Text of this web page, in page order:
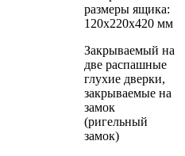
размеры ящика:
120х220х420 мм
Закрываемый на
две распашные
глухие дверки,
закрываемые на
замок
(ригельный
замок)